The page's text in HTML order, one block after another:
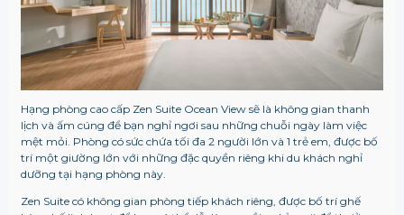
Hạng phòng cao cấp Zen Suite Ocean View sẽ là không gian thanh
lịch và ấm cúng để bạn nghỉ ngơi sau những chuỗi ngày làm việc
mệt mỏi. Phòng có sức chứa tối đa 2 người lớn và 1 trẻ em, được bố
trí một giường lớn với những đặc quyền riêng khi du khách nghỉ
dưỡng tại hạng phòng này.
Zen Suite có không gian phòng tiếp khách riêng, được bố trí ghế